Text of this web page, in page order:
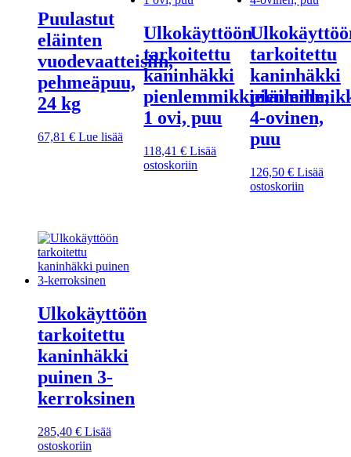
Puulastut
eläinten
vuodevaatteisiin,
pehmeäpuu,
24 kg
67,81 € Lue lisää
Ulkokäyttöön
tarkoitettu
kaninhäkki
pienlemmikkieläimille,
1 ovi, puu
118,41€ Lisää
ostoskoriin
tarkoitettu
kaninhäkki
4-ovinen,
puu
126,50 € Lisää
ostoskoriin
Ulkokäyttöön
tarkoitettu
kaninhäkki
puinen 3-
kerroksinen
285,40 € Lisää
ostoskoriin